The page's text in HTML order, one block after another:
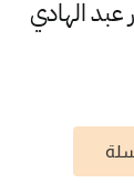
عبد الهادي